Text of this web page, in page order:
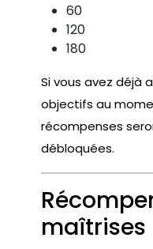
60
120
180
Si vous avez déjà
objectifs au
récompenses
débloquées.
maîtrises